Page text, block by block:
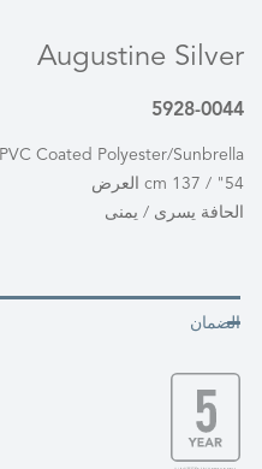
Augustine Silver
5928-0044
PVC Coated Polyester/Sunbrella
54" / 137 cm العرض
الحافة يسرى / يمنى
الضمان